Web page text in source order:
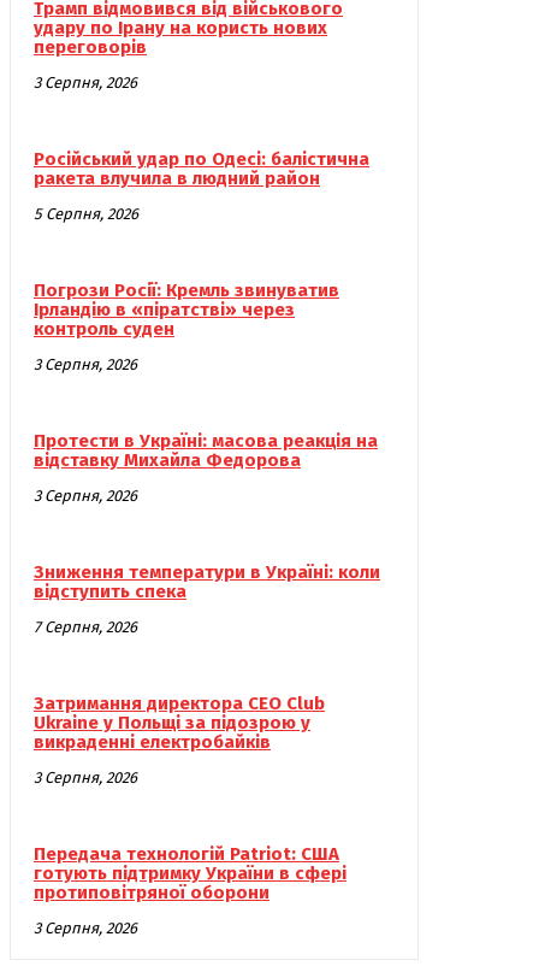
Трамп відмовився від військового
удару по Ірану на користь нових
переговорів
3 Серпня, 2026
Російський удар по Одесі: балістична
ракета влучила в людний район
5 Серпня, 2026
Погрози Росії: Кремль звинуватив
Ірландію в «піратстві» через
контроль суден
3 Серпня, 2026
Протести в Україні: масова реакція на
відставку Михайла Федорова
3 Серпня, 2026
Зниження температури в Україні: коли
відступить спека
7 Серпня, 2026
Затримання директора CEO Club
Ukraine у Польщі за підозрою у
викраденні електробайків
3 Серпня, 2026
Передача технологій Patriot: США
готують підтримку України в сфері
протиповітряної оборони
3 Серпня, 2026